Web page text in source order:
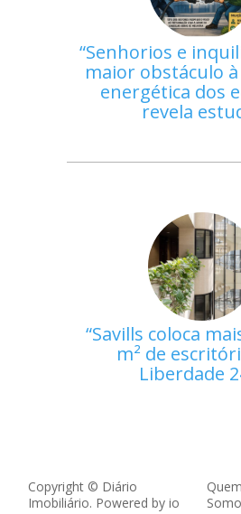
Senhorios e
maior obstáculo
energética dos
revela
Savills coloca
m² de
Liberdade
Copyright © Diário
Imobiliário. Powered by io
Quem